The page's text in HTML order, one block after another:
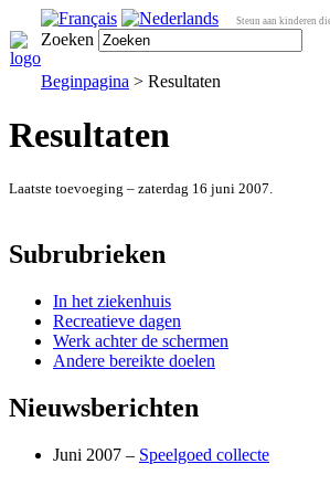
Steun aan kinderen
Zoeken
Beginpagina > Resultaten
Resultaten
Laatste toevoeging – zaterdag 16 juni 2007.
Subrubrieken
In het ziekenhuis
Recreatieve dagen
Werk achter de schermen
Andere bereikte doelen
Nieuwsberichten
Juni 2007 – Speelgoed collecte